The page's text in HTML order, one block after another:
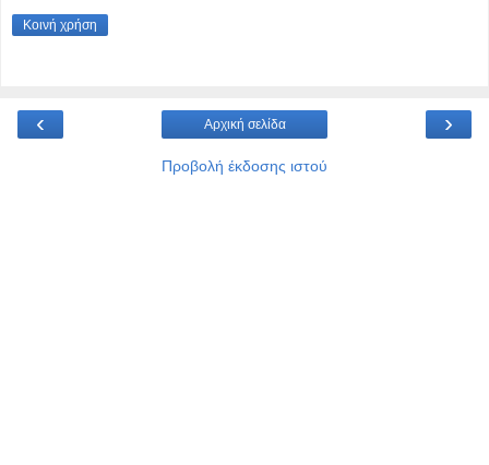
Κοινή χρήση
‹ ›
Αρχική σελίδα
Προβολή έκδοσης ιστού